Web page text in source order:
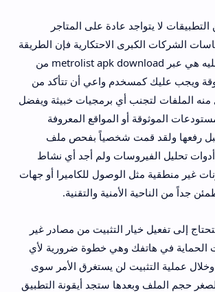
لا يتواجد عادة على المتاجر
الشركات الكبرى الاحتكارية فإن الطريقة
الوحيدة للحصول عليه هي عبر metrolist apk download من
ويجب عليك كمسخدم واعي أن تتأكد من
الملفات لتجنب أي برمجيات خبيثة ويفضل
الموثوقة أو المواقع المعروفة
قبل رفعها ولقد قمت شخصياً بفحص ملف
تحليل الفيروسات ولم أجد أي نشاط
غير منطقية مثل الوصول للكاميرا أو جهات
جداً من الناحية الأمنية والتقنية.
إلى تفعيل خيار التثبيت من مصادر غير
الحماية في هاتفك وهي خطوة ضرورية لأي
تطبيق بصيغة APK وخلال عملية التثبيت لن يستغرق الأمر سوى
حجم الملف وبعدها ستجد أيقونة التطبيق